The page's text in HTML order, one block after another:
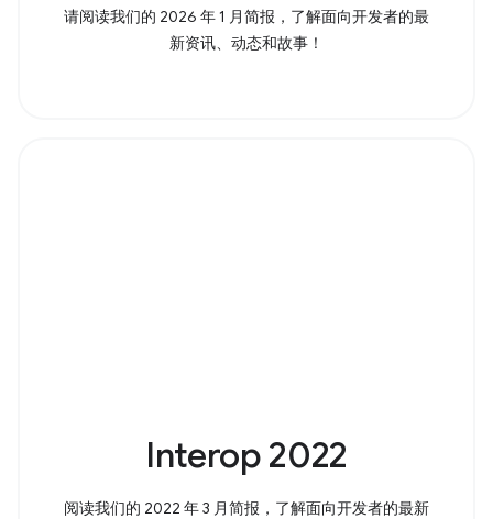
请阅读我们的 2026 年 1 月简报，了解面向开发者的最
新资讯、动态和故事！
Interop 2022
阅读我们的 2022 年 3 月简报，了解面向开发者的最新